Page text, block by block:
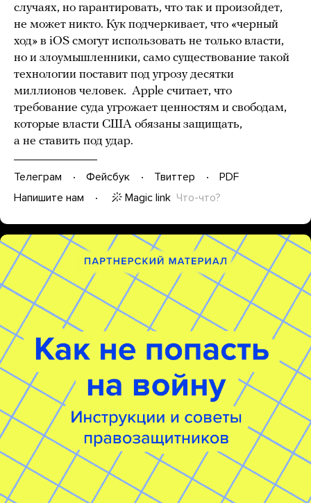
случаях, но гарантировать, что так и произойдет,
не может никто. Кук подчеркивает, что «черный
ход» в iOS смогут использовать не только власти,
но и злоумышленники, само существование такой
технологии поставит под угрозу десятки
миллионов человек. Apple считает, что
требование суда угрожает ценностям и свободам,
которые власти США обязаны защищать,
а не ставить под удар.
Телеграм Фейсбук Твиттер
PDF
Напишите нам
Magic link Что-что?